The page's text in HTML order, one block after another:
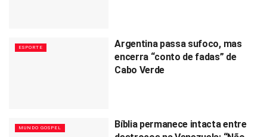
ESPORTE
Argentina passa sufoco, mas
encerra “conto de fadas” de
Cabo Verde
MUNDO GOSPEL
Bíblia permanece intacta entre